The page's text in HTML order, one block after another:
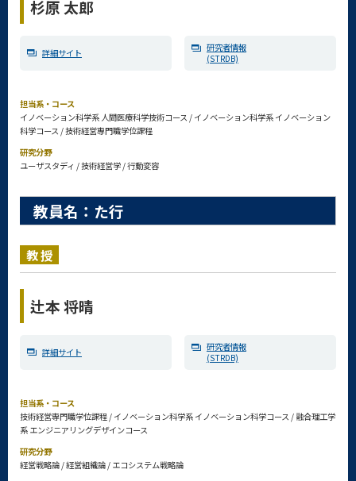
杉原 太郎
詳細サイト
研究者情報
(STRDB)
担当系・コース
イノベーション科学系 人間医療科学技術コース / イノベーション科学系 イノベーション
科学コース / 技術経営専門職学位課程
研究分野
ユーザスタディ / 技術経営学 / 行動変容
教員名：た行
教授
辻本 将晴
詳細サイト
研究者情報
(STRDB)
担当系・コース
技術経営専門職学位課程 / イノベーション科学系 イノベーション科学コース / 融合理工学
系 エンジニアリングデザインコース
研究分野
経営戦略論 / 経営組織論 / エコシステム戦略論